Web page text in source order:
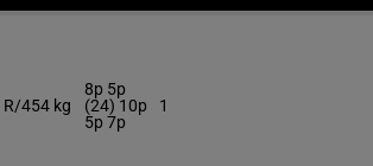
R/454 kg
8p 5p
(24) 10p
5p 7p
1